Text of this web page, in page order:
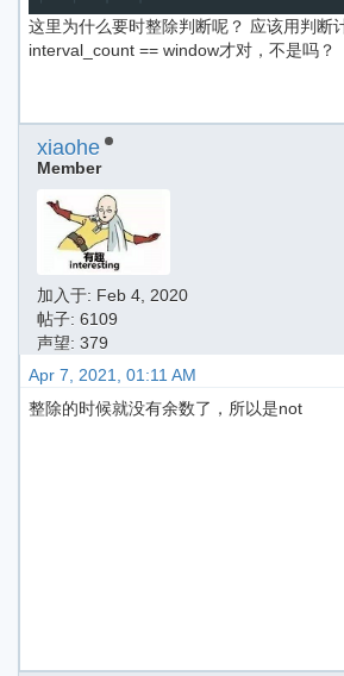
这里为什么要时整除判断呢？ 应该用判断
interval_count == window才对，不是吗？
xiaohe
Member
加入于: Feb 4, 2020
帖子: 6109
声望: 379
Apr 7, 2021, 01:11 AM
整除的时候就没有余数了，所以是not